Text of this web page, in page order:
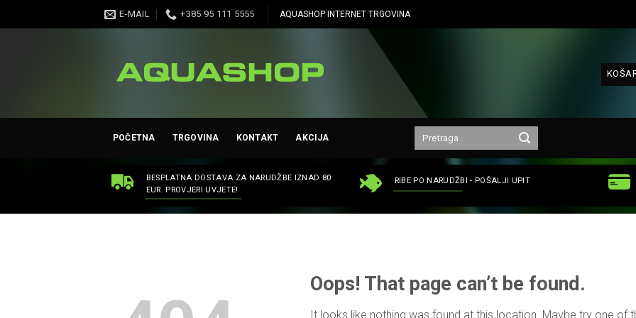
to
E-MAIL +385 95 111 5555 AQUASHOP INTERNET TRGOVINA
POČETNA TRGOVINA KONTAKT AKCIJA
BESPLATNA DOSTAVA ZA NARUDŽBE IZNAD 80
EUR. PROVJERI UVJETE!
RIBE PO NARUDŽBI - POŠALJI UPIT
Oops! That page can’t be found.
It looks like nothing was found at this location. Maybe try one of